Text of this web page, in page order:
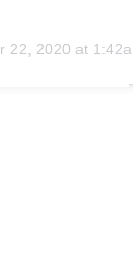
22, 2020 at 1:42am PDT